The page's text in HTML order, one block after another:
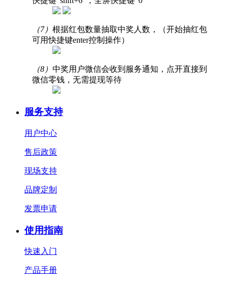
（7） 根据红包数量抽取中奖人数，（开始抽红包
可用快捷键enter控制操作）
（8） 中奖用户微信会收到服务通知，点开直接到
微信零钱，无需提现等待
服务支持
用户中心
售后政策
现场支持
品牌定制
发票申请
使用指南
快速入门
产品手册